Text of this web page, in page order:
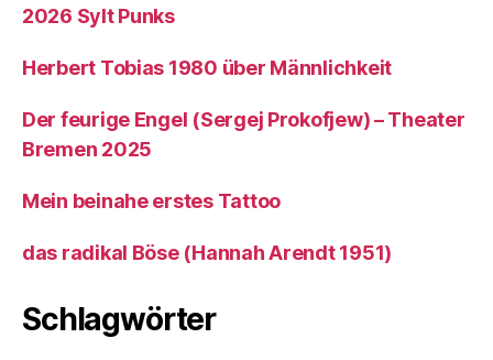
2026 Sylt Punks
Herbert Tobias 1980 über Männlichkeit
Der feurige Engel (Sergej Prokofjew) – Theater
Bremen 2025
Mein beinahe erstes Tattoo
das radikal Böse (Hannah Arendt 1951)
Schlagwörter